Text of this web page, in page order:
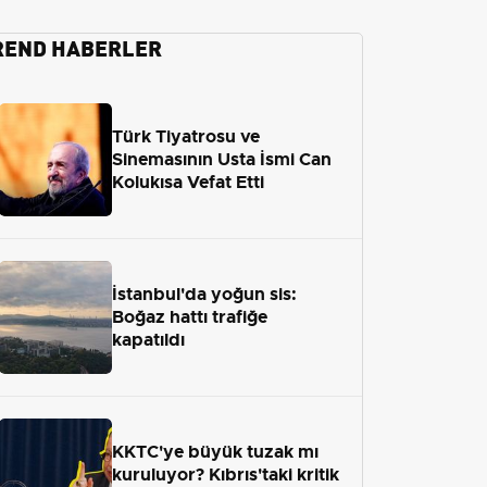
HABERLER
Türk Tiyatrosu ve
Sinemasının Usta İsmi Can
Kolukısa Vefat Etti
İstanbul'da yoğun sis:
Boğaz hattı trafiğe
kapatıldı
KKTC'ye büyük tuzak mı
kuruluyor? Kıbrıs'taki kritik